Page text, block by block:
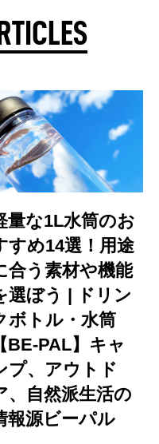
量な1L水筒のお
すめ14選！用途
合う素材や機能
選ぼう | ドリン
ボトル・水筒
【BE-PAL】キャ
プ、アウトド
、自然派生活の
報源ビーパル